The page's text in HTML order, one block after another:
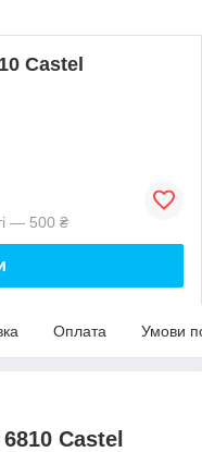
Castel
— 500 ₴
Оплата Умови
Castel